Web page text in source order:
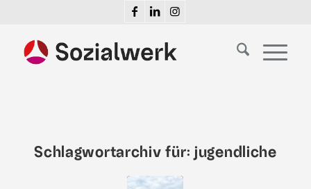
Schlagwortarchiv für: jugendliche